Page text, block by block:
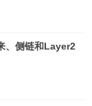
、侧链和Layer2